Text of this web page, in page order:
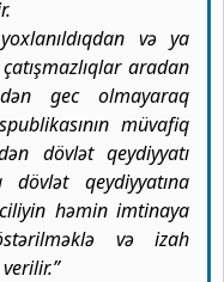
və ya
aradan
gec olmayaraq
müvafiq
dövlət qeydiyyatı
qeydiyyatına
həmin imtinaya
və izah